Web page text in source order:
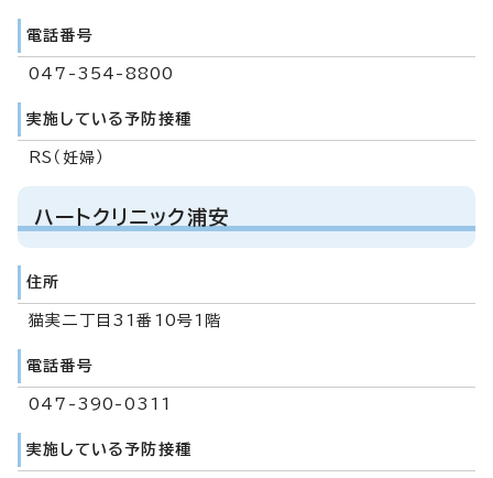
電話番号
047-354-8800
実施している予防接種
RS（妊婦）
ハートクリニック浦安
住所
猫実二丁目31番10号1階
電話番号
047-390-0311
実施している予防接種